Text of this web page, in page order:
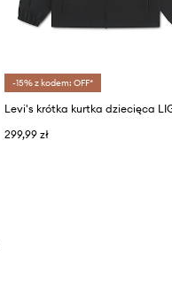
-15% z kodem: OFF*
299,99 zł